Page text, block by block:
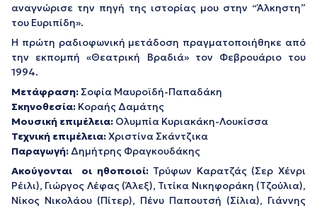
αναγνώρισε την πηγή της ιστορίας μου στην “Άλκηστη”
του Ευριπίδη».
Η πρώτη ραδιοφωνική μετάδοση πραγματοποιήθηκε από
την εκπομπή «Θεατρική Βραδιά» τον Φεβρουάριο του
1994.
Μετάφραση: Σοφία Μαυροϊδή-Παπαδάκη
Σκηνοθεσία: Κοραής Δαμάτης
Μουσική επιμέλεια: Ολυμπία Κυριακάκη-Λουκίσσα
Τεχνική επιμέλεια:Χριστίνα Σκάντζικα
Παραγωγή: Δημήτρης Φραγκουδάκης
Ακούγονται οι ηθοποιοί: Τρύφων Καρατζάς (Σερ Χένρι
Ρέιλι), Γιώργος Λέφας (Άλεξ), Τιτίκα Νικηφοράκη (Τζούλια),
Νίκος Νικολάου (Πίτερ), Πένυ Παπουτσή (Σίλια), Γιάννης